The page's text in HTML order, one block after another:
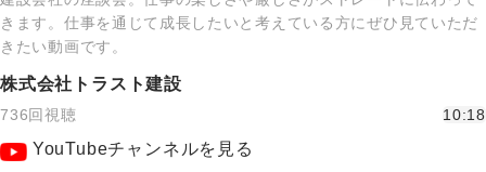
きます。仕事を通じて成長したいと考えている方にぜひ見ていただ
きたい動画です。
株式会社トラスト建設
736回視聴 10:18
YouTubeチャンネルを見る